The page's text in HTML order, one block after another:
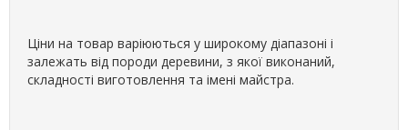
Ціни на товар варіюються у широкому діапазоні і
залежать від породи деревини, з якої виконаний,
складності виготовлення та імені майстра.